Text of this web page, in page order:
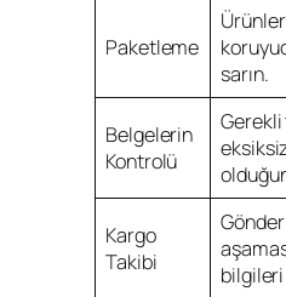
Paketleme
sarın.
Belgelerin
Kontrolü
Kargo
Takibi